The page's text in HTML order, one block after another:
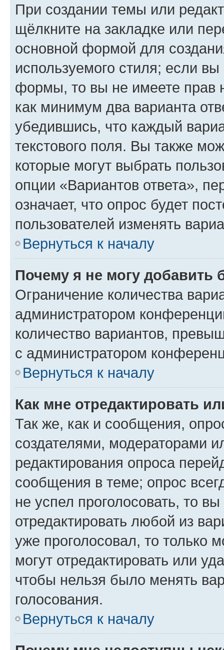
При создании темы или
щёлкните на закладке или
основной формой для
используемого стиля; если
формы, то вы не имеете прав
как минимум два варианта
убедившись, что каждый
текстового поля. Вы также
которые могут выбрать
опции «Вариантов ответа»,
означает, что опрос будет
пользователей изменять
Вернуться к началу
Почему я не могу добавить
Ограничение количества
администратором
количество вариантов,
с администратором
Вернуться к началу
Как мне отредактировать
Так же, как и сообщения,
создателями, модераторами
редактирования опроса
сообщения в теме; опрос
не успел проголосовать, то
отредактировать любой из
уже проголосовал, то только
могут отредактировать или
чтобы нельзя было менять
голосования.
Вернуться к началу